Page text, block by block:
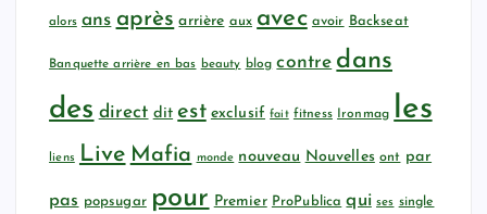
alors ans après arrière aux avec avoir Backseat
Banquette arrière en bas beauty blog contre dans
des direct dit est exclusif fait fitness Ironmag les
liens Live Mafia monde nouveau Nouvelles ont par
pas popsugar pour Premier ProPublica qui ses single